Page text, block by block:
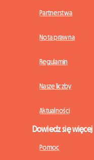
Partnerstwa
Nota prawna
Regulamin
Nasze liczby
Aktualności
Dowiedz się więcej
Pomoc